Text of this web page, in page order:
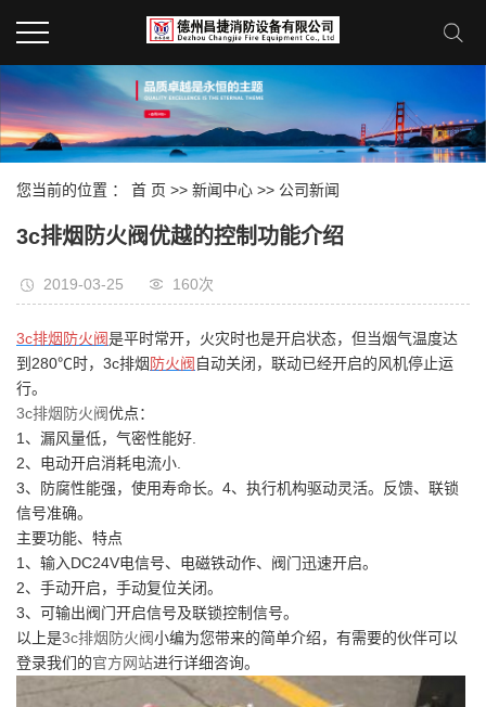
您当前的位置 ： 首 页 >> 新闻中心 >> 公司新闻
3c排烟防火阀优越的控制功能介绍
2019-03-25 160次
3c排烟防火阀是平时常开，火灾时也是开启状态，但当烟气温度达
到280℃时，3c排烟防火阀自动关闭，联动已经开启的风机停止运
行。
3c排烟防火阀优点：
1、漏风量低，气密性能好.
2、电动开启消耗电流小.
3、防腐性能强，使用寿命长。4、执行机构驱动灵活。反馈、联锁
信号准确。
主要功能、特点
1、输入DC24V电信号、电磁铁动作、阀门迅速开启。
2、手动开启，手动复位关闭。
3、可输出阀门开启信号及联锁控制信号。
以上是3c排烟防火阀小编为您带来的简单介绍，有需要的伙伴可以
登录我们的官方网站进行详细咨询。